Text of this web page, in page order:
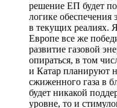
решение ЕП будет
логике обеспечения
в текущих реалиях.
Европе все же
развитие газовой
опираться, в том
и Катар планируют
сжиженного газа в
будет никакой
уровне, то и